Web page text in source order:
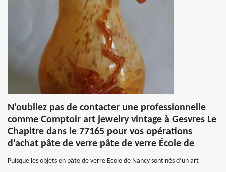
N’oubliez pas de contacter une professionnelle
comme Comptoir art jewelry vintage à Gesvres Le
Chapitre dans le 77165 pour vos opérations
d’achat pâte de verre pâte de verre École de
Puisque les objets en pâte de verre Ecole de Nancy sont nés d’un art